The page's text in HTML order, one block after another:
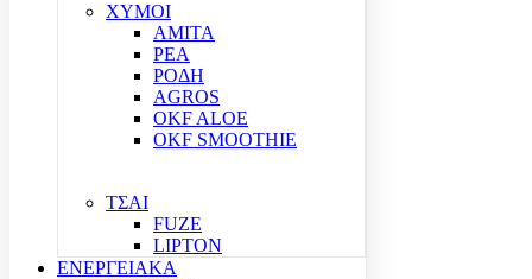
ΧΥΜΟΙ
ΑΜΙΤΑ
ΡΕΑ
ΡΟΔΗ
AGROS
OKF ALOE
OKF SMOOTHIE
ΤΣΑΙ
FUZE
LIPTON
ΕΝΕΡΓΕΙΑΚΑ